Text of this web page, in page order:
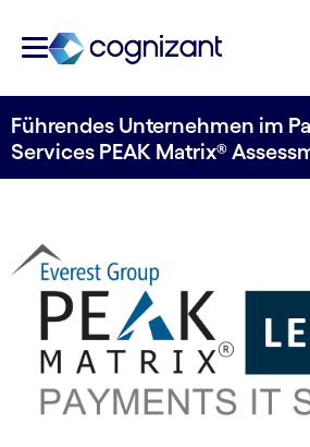
Führendes Unternehmen im
Services PEAK Matrix®